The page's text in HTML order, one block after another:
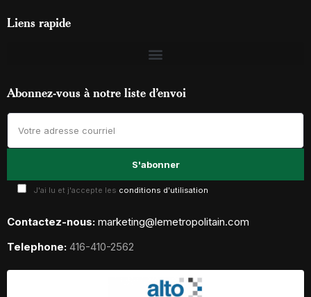
Liens rapide
Abonnez-vous à notre liste d’envoi
J'ai lu et j'accepte les conditions d'utilisation
Contactez-nous: marketing@lemetropolitain.com
Telephone: 416-410-2562